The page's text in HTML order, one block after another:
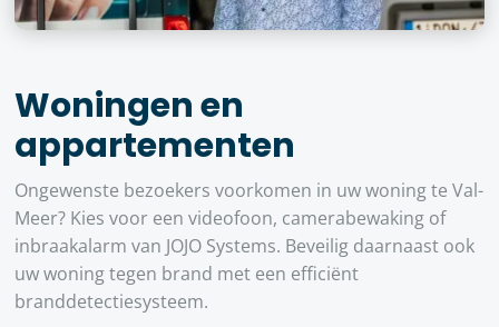
Woningen en
appartementen
Ongewenste bezoekers voorkomen in uw woning te Val-
Meer? Kies voor een videofoon, camerabewaking of
inbraakalarm van JOJO Systems. Beveilig daarnaast ook
uw woning tegen brand met een efficiënt
branddetectiesysteem.